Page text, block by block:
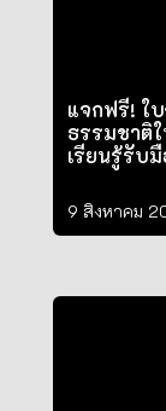
แจกฟรี! ใ
ธรรมชาติ
เรียนรู้รับ
9 สิงหาคม